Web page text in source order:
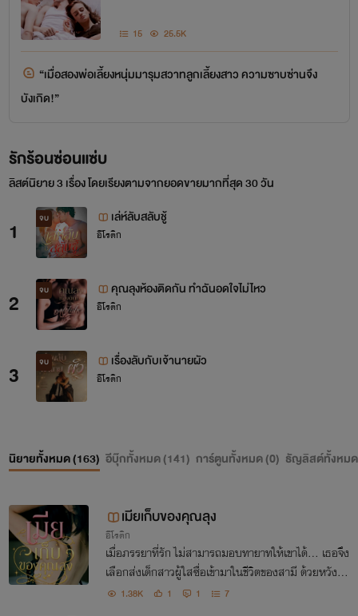
15 25.5K
“เมื่อสองพ่อเลี้ยงหนุ่มมารุมสวาทลูกเลี้ยงสาว ความซาบซ่านจึง
บังเกิด!”
รักร้อนซ่อนแซ่บ
ลิสต์นิยาย 3 เรื่อง โดยเรียงตามจากยอดขายมากที่สุด 30 วัน
1 จบ เล่ห์ลับสลับชู้
อีโรติก
2 จบ คุณลุงห้องติดกัน ทำฉันอดใจไม่ไหว
อีโรติก
3 จบ เรื่องลับกับเจ้านายผัว
อีโรติก
นิยายทั้งหมด (163) อีบุ๊กทั้งหมด (141) การ์ตูนทั้งหมด (0) ธัญลิสต์ทั้งหม
เมียเก็บของคุณลุง
อีโรติก
เมื่อภรรยาที่รัก ไม่สามารถมอบทายาทให้เขาได้... เธอจึง
เลือกส่งเด็กสาวผู้ใสซื่อเข้ามาในชีวิตของสามี ด้วยหวังว่า
จะรักษาครอบครัวเอาไว้ แต่ไม่มีใครคาดคิดว่า คนที่ถูกเลื
1.38K 1 1 7